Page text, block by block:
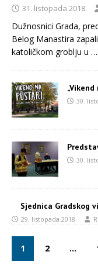
31. listopada 2018.
Dužnosnici Grada,
Belog Manastira
katoličkom groblju u ….
30.
30.
Sjednica Gradskog
29. listopada 2018.
1 2 …